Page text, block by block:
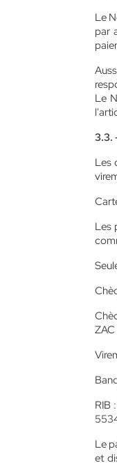
Le
par
Le
3.3.
Les
Les
RIB
Le
et